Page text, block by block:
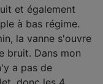
et également
à bas régime.
la vanne s'ouvre
bruit. Dans mon
a pas de